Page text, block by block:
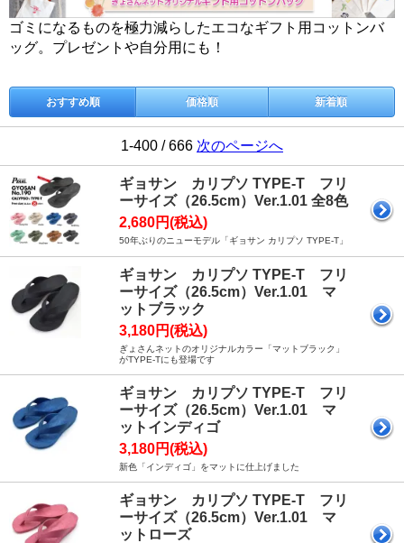
ゴミになるものを極力減らしたエコなギフト用コットンバ
ッグ。プレゼントや自分用にも！
おすすめ順 価格順 新着順
1-400 / 666 次のページへ
ギョサン カリプソ TYPE-T フリ
ーサイズ（26.5cm）Ver.1.01 全8色
2,680円(税込)
50年ぶりのニューモデル「ギョサン カリプソ TYPE-T」
ギョサン カリプソ TYPE-T フリ
ーサイズ（26.5cm）Ver.1.01 マ
ットブラック
3,180円(税込)
ぎょさんネットのオリジナルカラー「マットブラック」
がTYPE-Tにも登場です
ギョサン カリプソ TYPE-T フリ
ーサイズ（26.5cm）Ver.1.01 マ
ットインディゴ
3,180円(税込)
新色「インディゴ」をマットに仕上げました
ギョサン カリプソ TYPE-T フリ
ーサイズ（26.5cm）Ver.1.01 マ
ットローズ